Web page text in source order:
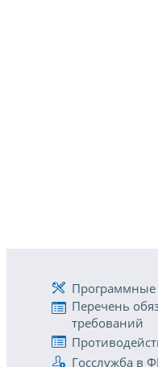
Программные
Перечень
требований
Госслужба в